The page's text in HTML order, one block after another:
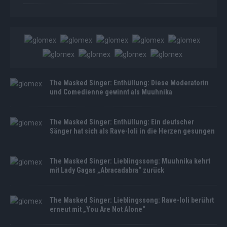
The Masked Singer: Enthüllung: Diese Moderatorin
und Comedienne gewinnt als Muuhnika
The Masked Singer: Enthüllung: Ein deutscher
Sänger hat sich als Rave-Ioli in die Herzen gesungen
The Masked Singer: Lieblingssong: Muuhnika kehrt
mit Lady Gagas „Abracadabra“ zurück
The Masked Singer: Lieblingssong: Rave-Ioli berührt
erneut mit „You Are Not Alone“